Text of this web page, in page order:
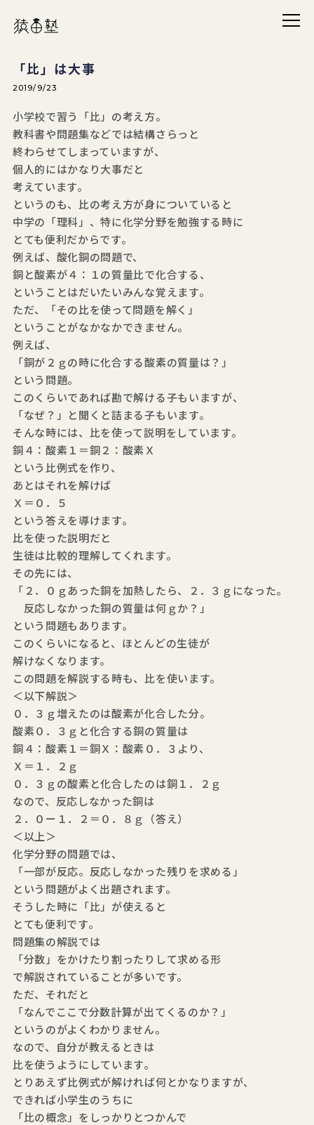
メニ
猿田塾
「比」は大事
2019/9/23
小学校で習う「比」の考え方。
教科書や問題集などでは結構さらっと
終わらせてしまっていますが、
個人的にはかなり大事だと
考えています。
というのも、比の考え方が身についていると
中学の「理科」、特に化学分野を勉強する時に
とても便利だからです。
例えば、酸化銅の問題で、
銅と酸素が４：１の質量比で化合する、
ということはだいたいみんな覚えます。
ただ、「その比を使って問題を解く」
ということがなかなかできません。
例えば、
「銅が２ｇの時に化合する酸素の質量は？」
という問題。
このくらいであれば勘で解ける子もいますが、
「なぜ？」と聞くと詰まる子もいます。
そんな時には、比を使って説明をしています。
銅４：酸素１＝銅２：酸素Ｘ
という比例式を作り、
あとはそれを解けば
Ｘ＝０．５
という答えを導けます。
比を使った説明だと
生徒は比較的理解してくれます。
その先には、
「２．０ｇあった銅を加熱したら、２．３ｇになった。
反応しなかった銅の質量は何ｇか？」
という問題もあります。
このくらいになると、ほとんどの生徒が
解けなくなります。
この問題を解説する時も、比を使います。
＜以下解説＞
０．３ｇ増えたのは酸素が化合した分。
酸素０．３ｇと化合する銅の質量は
銅４：酸素１＝銅Ｘ：酸素０．３より、
Ｘ＝１．２ｇ
０．３ｇの酸素と化合したのは銅１．２ｇ
なので、反応しなかった銅は
２．０ー１．２＝０．８ｇ（答え）
＜以上＞
化学分野の問題では、
「一部が反応。反応しなかった残りを求める」
という問題がよく出題されます。
そうした時に「比」が使えると
とても便利です。
問題集の解説では
「分数」をかけたり割ったりして求める形
で解説されていることが多いです。
ただ、それだと
「なんでここで分数計算が出てくるのか？」
というのがよくわかりません。
なので、自分が教えるときは
比を使うようにしています。
とりあえず比例式が解ければ何とかなりますが、
できれば小学生のうちに
「比の概念」をしっかりとつかんで